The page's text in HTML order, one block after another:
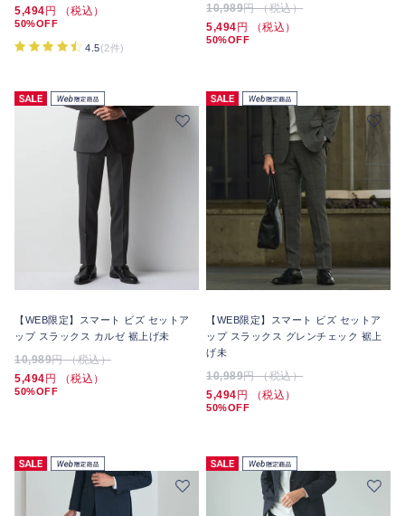
5,494 円 （税込）
50%OFF
4.5(2件)
10,989円 （税込）
5,494 円 （税込）
50%OFF
【WEB限定】スマート ビズ セットア
ップ スラックス カルゼ 裾上げ未
10,989円 （税込）
5,494円 （税込）
50%OFF
【WEB限定】スマート ビズ セットア
ップ スラックス グレンチェック 裾上
げ未
10,989円 （税込）
5,494円 （税込）
50%OFF